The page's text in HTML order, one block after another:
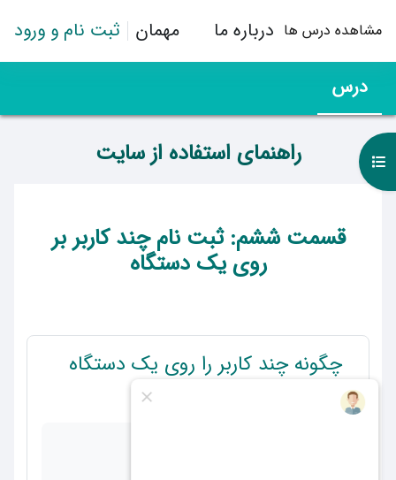
مشاهده درس ها درباره ما مهمان ثبت نام و ورود
درس
راهنمای استفاده از سایتباز کردن فهرست درس
قسمت ششم: ثبت نام چند کاربر بر
روی یک دستگاه
چگونه چند کاربر را روی یک دستگاه
ثبت نام کنیم؟پیوند